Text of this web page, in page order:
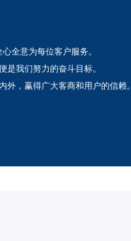
全意为每位客户服务。
是我们努力的奋斗目标。
，赢得广大客商和用户的信赖。